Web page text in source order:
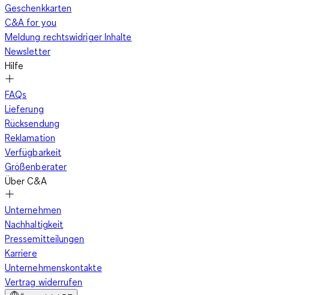
Geschenkkarten
C&A for you
Meldung rechtswidriger Inhalte
Newsletter
Hilfe
FAQs
Lieferung
Rücksendung
Reklamation
Verfügbarkeit
Größenberater
Über C&A
Unternehmen
Nachhaltigkeit
Pressemitteilungen
Karriere
Unternehmenskontakte
Vertrag widerrufen